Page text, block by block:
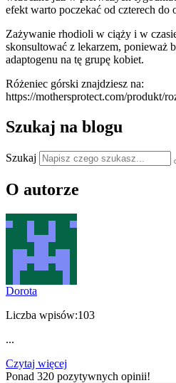
efekt warto poczekać od czterech do
Zażywanie rhodioli w ciąży i w
skonsultować z lekarzem, ponieważ
adaptogenu na tę grupę kobiet.
Różeniec górski znajdziesz na:
https://mothersprotect.com/produkt/
Szukaj na blogu
Szukaj
O autorze
Dorota
Liczba wpisów:103
...
Czytaj więcej
Ponad 320 pozytywnych opinii!